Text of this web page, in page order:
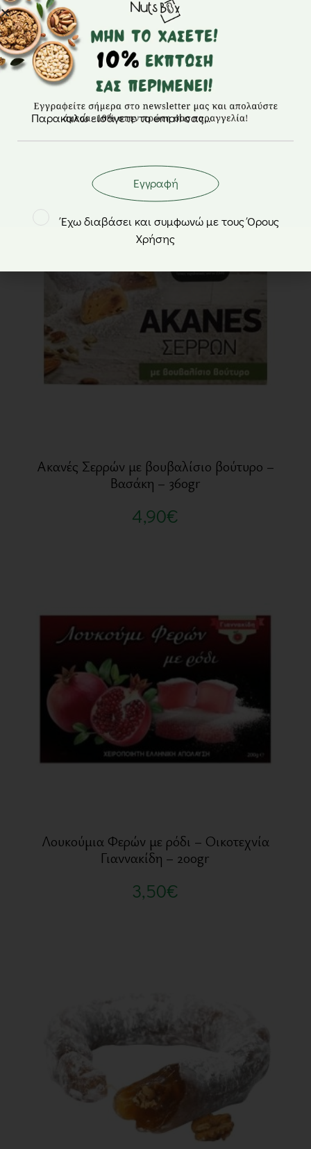
Λουκούμια Φερών με ρόδι και μαστίχα –
Οικοτεχνία Γιαννακίδη – 200gr
3,50€
Ακανές Σερρών με βουβαλίσιο βούτυρο –
Βασάκη – 360gr
4,90€
Λουκούμια Φερών με ρόδι – Οικοτεχνία
Γιαννακίδη – 200gr
3,50€
Εγγραφή
Έχω διαβάσει και συμφωνώ με τους Όρους
Χρήσης